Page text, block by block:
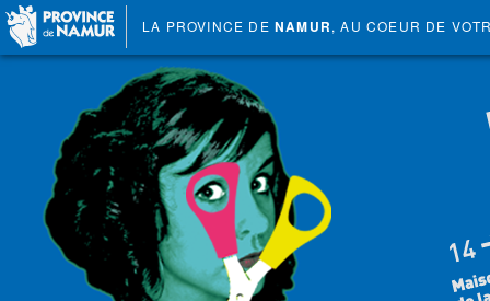
LA PROVINCE DE NAMUR, AU COEUR DE